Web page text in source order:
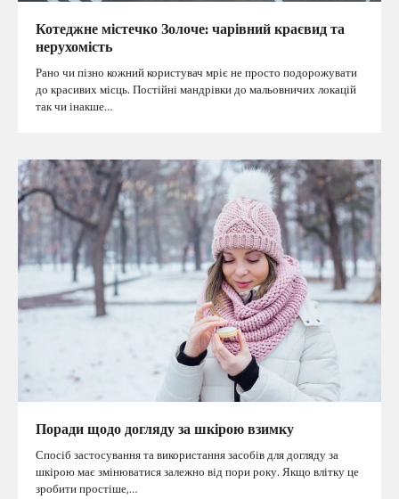
Котеджне містечко Золоче: чарівний краєвид та
нерухомість
Рано чи пізно кожний користувач мріє не просто подорожувати
до красивих місць. Постійні мандрівки до мальовничих локацій
так чи інакше…
Поради щодо догляду за шкірою взимку
Спосіб застосування та використання засобів для догляду за
шкірою має змінюватися залежно від пори року. Якщо влітку це
зробити простіше,…